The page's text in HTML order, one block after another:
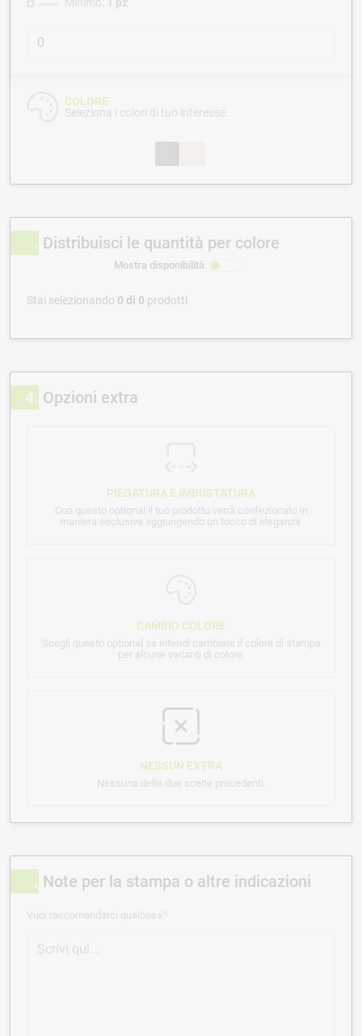
COLORE
Seleziona i colori di tuo interesse.
Distribuisci le quantità per colore
Mostra disponibilità
Stai selezionando 0 di 0 prodotti
4 Opzioni extra
PIEGATURA E IMBUSTATURA
Con questo optional il tuo prodotto verrà confezionato in
maniera esclusiva aggiungendo un tocco di eleganza.
CAMBIO COLORE
Scegli questo optional se intendi cambiare il colore di stampa
per alcune varianti di colore.
NESSUN EXTRA
Nessuna delle due scelte precedenti.
Note per la stampa o altre indicazioni
Vuoi raccomandarci qualcosa?